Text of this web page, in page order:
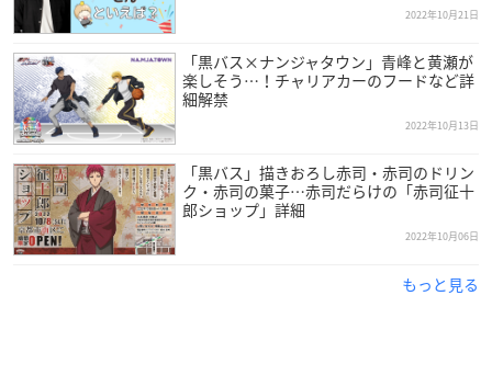
2022年10月21日
「黒バス×ナンジャタウン」青峰と黄瀬が
楽しそう…！チャリアカーのフードなど詳
細解禁
2022年10月13日
「黒バス」描きおろし赤司・赤司のドリン
ク・赤司の菓子…赤司だらけの「赤司征十
郎ショップ」詳細
2022年10月06日
もっと見る